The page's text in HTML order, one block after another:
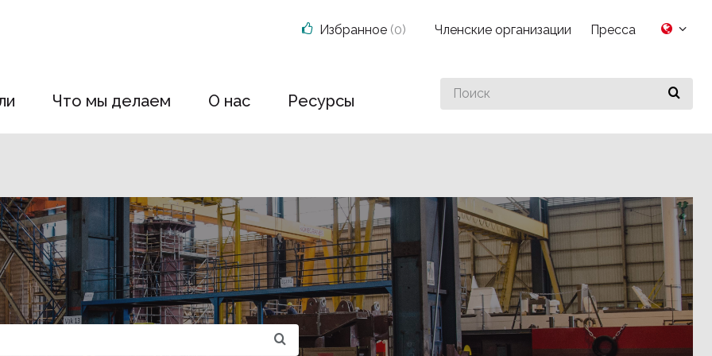
Что мы делаем О нас Ресурсы
Search
for
Избранное (0) Членские организации Пресса